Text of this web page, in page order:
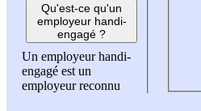
Qu'est-ce qu'un
employeur handi-
engagé ?
Un employeur handi-
engagé est un
employeur reconnu